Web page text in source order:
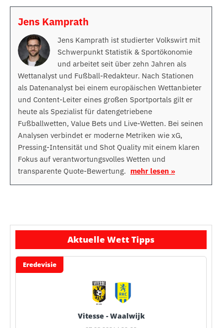
Jens Kamprath
Jens Kamprath ist studierter Volkswirt mit
Schwerpunkt Statistik & Sportökonomie
und arbeitet seit über zehn Jahren als
Wettanalyst und Fußball-Redakteur. Nach Stationen
als Datenanalyst bei einem europäischen Wettanbieter
und Content-Leiter eines großen Sportportals gilt er
heute als Spezialist für datengetriebene
Fußballwetten, Value Bets und Live-Wetten. Bei seinen
Analysen verbindet er moderne Metriken wie xG,
Pressing-Intensität und Shot Quality mit einem klaren
Fokus auf verantwortungsvolles Wetten und
transparente Quote-Bewertung. mehr lesen »
Aktuelle Wett Tipps
Eredevisie
Vitesse - Waalwijk